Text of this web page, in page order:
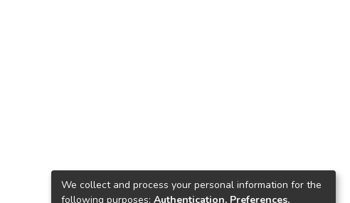
We collect and process your personal information for the
following purposes: Authentication, Preferences,